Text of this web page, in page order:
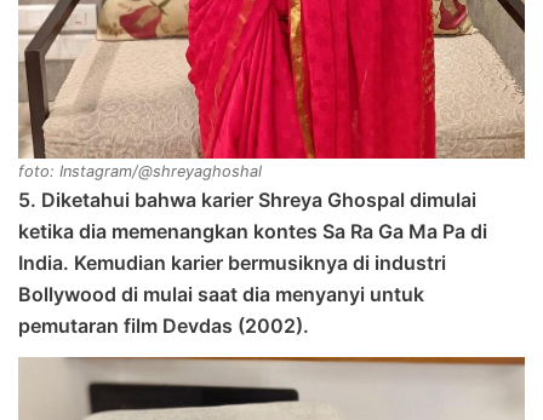
foto: Instagram/@shreyaghoshal
5. Diketahui bahwa karier Shreya Ghospal dimulai
ketika dia memenangkan kontes Sa Ra Ga Ma Pa di
India. Kemudian karier bermusiknya di industri
Bollywood di mulai saat dia menyanyi untuk
pemutaran film Devdas (2002).